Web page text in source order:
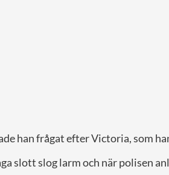
han frågat efter Victoria, som
slott slog larm och när polisen